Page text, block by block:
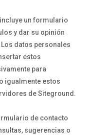
incluye un formulario
y dar su opinión
datos personales
estos
para
igualmente estos
de Siteground.
de contacto
sugerencias o